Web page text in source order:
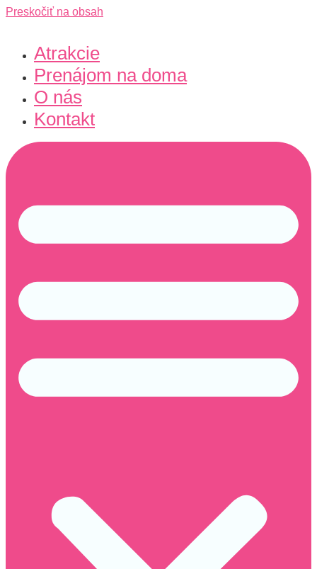
Preskočiť na obsah
Atrakcie
Prenájom na doma
O nás
Kontakt